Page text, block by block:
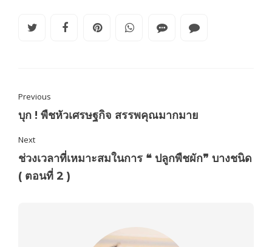
Previous
บุก ! พืชหัวเศรษฐกิจ สรรพคุณมากมาย
Next
ช่วงเวลาที่เหมาะสมในการ ❝ ปลูกพืชผัก❞ บางชนิด
( ตอนที่ 2 )